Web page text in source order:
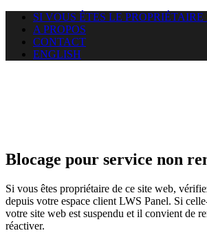
SI VOUS ÊTES LE PROPRIÉTAIRE
A PROPOS
CONTACT
ENGLISH
Blocage pour service non
Si vous êtes propriétaire de ce site web,
depuis votre espace client LWS Panel. Si
votre site web est suspendu et il convient de
réactiver.